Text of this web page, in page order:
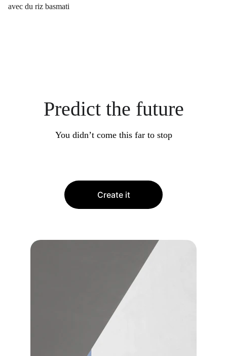
avec du riz basmati
Predict the future
You didn’t come this far to stop
Create it